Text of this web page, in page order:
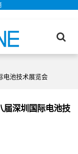
电池技术展览会
届深圳国际电池技